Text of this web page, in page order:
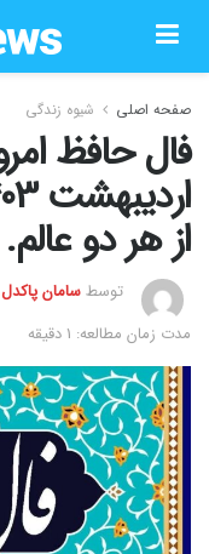
صفحه اصلی شیوه زندگی
از هر دو عالم.
توسطسامان پاکدل
مدت زمان مطالعه: 1 دقیقه